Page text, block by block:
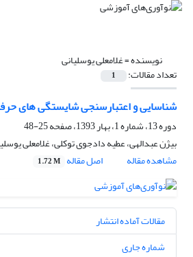
نویسنده =غلامعلی یوسلیانی
تعداد مقالات: 1
شناسایی و اعتبارسنجی شایستگی های
دوره 13، شماره 1، بهار 1393، صفحه
25-48
بیژن عبدالهی، عطیه دادجوی توکلی، غلامعلی
مشاهده مقاله
اصل مقاله 1.72 M
مقالات آماده انتشار
شماره جاری